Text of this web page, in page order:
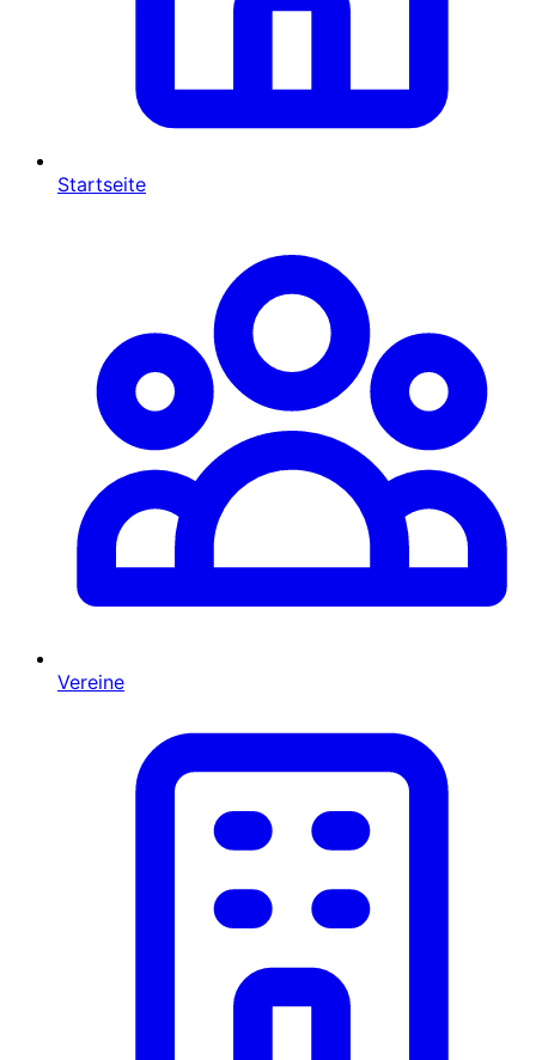
Startseite
Vereine